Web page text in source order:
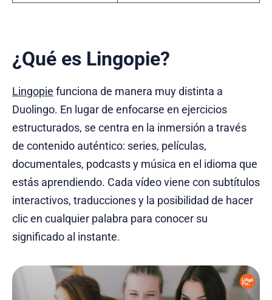
¿Qué es Lingopie?
Lingopie funciona de manera muy distinta a
Duolingo. En lugar de enfocarse en ejercicios
estructurados, se centra en la inmersión a través
de contenido auténtico: series, películas,
documentales, podcasts y música en el idioma que
estás aprendiendo. Cada vídeo viene con subtítulos
interactivos, traducciones y la posibilidad de hacer
clic en cualquier palabra para conocer su
significado al instante.